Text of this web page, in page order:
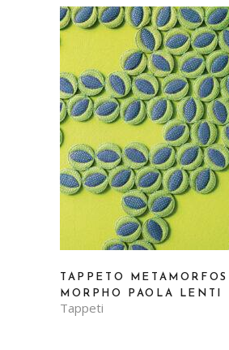
TAPPETO METAMORFOSI
MORPHO PAOLA LENTI
Tappeti